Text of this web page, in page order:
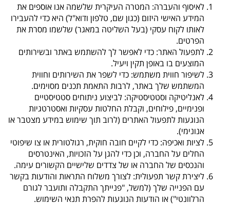
לאיסוף והעברה: המטרה העיקרית שלשמה אנו אוספים את
המידע האישי היזום (כגון שם, טלפון ודוא"ל) היא כדי להעבירו
לאותו לקוח עסקי (בעל השליטה במאגר) שלשמו מסרת את
הפרטים.
לתפעול האתר: כדי לאפשר לך להשתמש באתר ובשירותים
המוצעים בו באופן תקין ויעיל.
לשיפור חווית משתמש: כדי לשפר את השירותים וחווית
המשתמש שלך באתר, לרבות התאמת תכנים מסוימים.
לאנליטיקה וסטטיסטיקה: לביצוע ניתוחים סטטיסטיים
ופנימיים, פילוחים, וקבלת החלטות עסקיות ואסטרטגיות
הנוגעות לתפעול האתרים (לרוב תוך שימוש במידע מצטבר או
אנונימי).
לציות ואכיפה: כדי לקיים חובה חוקית, רגולטורית או צו שיפוטי
החלים על החברה, וכן כדי להגן על הזכויות, האינטרסים
והנכסים של החברה או של צדדים שלישיים הקשורים עימה.
ליצירת קשר תפעולית: לצורך משלוח התראות והודעות בקשר
עם הפנייה שלך (למשל, "פנייתך התקבלה ותועבר לגורם
הרלוונטי") או הודעות הנוגעות להפרת תנאי השימוש.